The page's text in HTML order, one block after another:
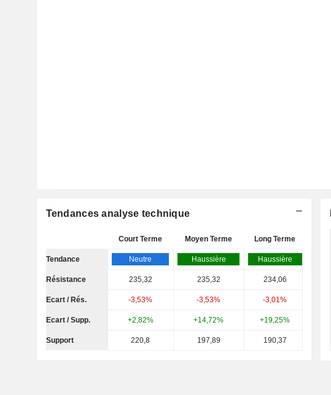
Tendances analyse technique
Court Terme Moyen Terme Long Terme
Tendance Neutre Haussière Haussière
Résistance 235,32 235,32 234,06
Ecart / Rés. -3,53% -3,53% -3,01%
Ecart / Supp. +2,82% +14,72% +19,25%
Support 220,8 197,89 190,37